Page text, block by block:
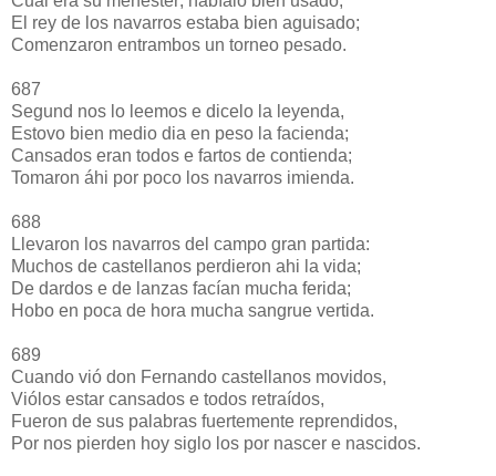
El rey de los navarros estaba bien aguisado;
Comenzaron entrambos un torneo pesado.
687
Segund nos lo leemos e dicelo la leyenda,
Estovo bien medio dia en peso la facienda;
Cansados eran todos e fartos de contienda;
Tomaron áhi por poco los navarros imienda.
688
Llevaron los navarros del campo gran partida:
Muchos de castellanos perdieron ahi la vida;
De dardos e de lanzas facían mucha ferida;
Hobo en poca de hora mucha sangrue vertida.
689
Cuando vió don Fernando castellanos movidos,
Viólos estar cansados e todos retraídos,
Fueron de sus palabras fuertemente reprendidos,
Por nos pierden hoy siglo los por nascer e nascidos.